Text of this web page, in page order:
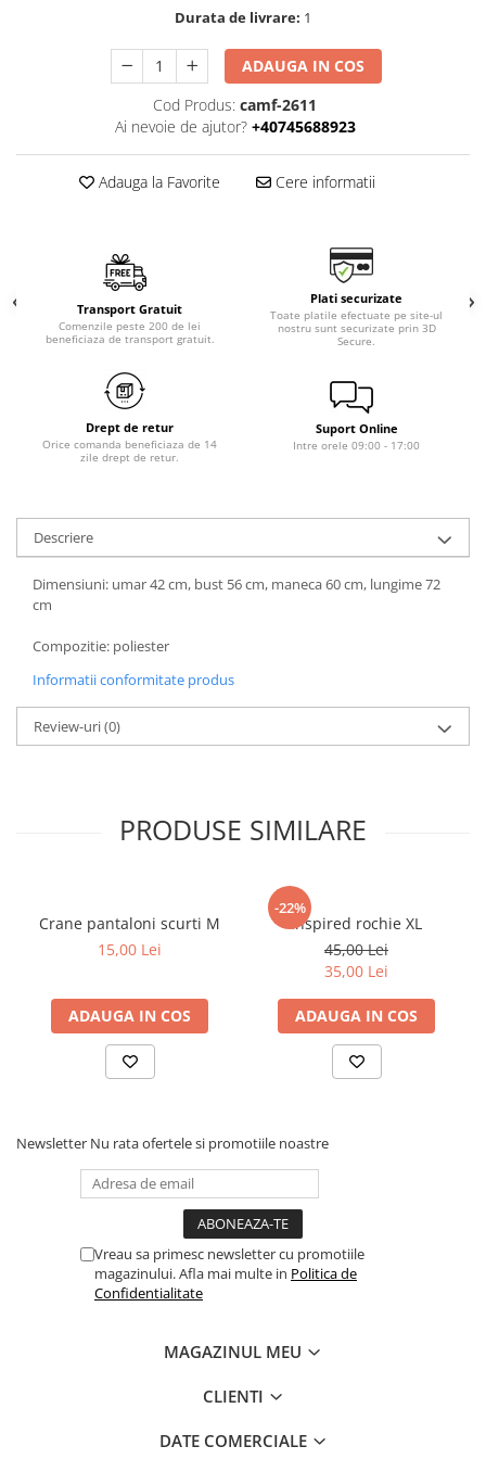
Durata de livrare: 1
ADAUGA IN COS
Cod Produs: camf-2611
Ai nevoie de ajutor? +40745688923
Adauga la Favorite Cere informatii
Transport Gratuit
Comenzile peste 200 de lei
beneficiaza de transport gratuit.
Plati securizate
Toate platile efectuate pe site-ul
nostru sunt securizate prin 3D
Secure.
Drept de retur
Orice comanda beneficiaza de 14
zile drept de retur.
Suport Online
Intre orele 09:00 - 17:00
Descriere
Dimensiuni: umar 42 cm, bust 56 cm, maneca 60 cm, lungime 72
cm
Compozitie: poliester
Informatii conformitate produs
Review-uri(0)
PRODUSE SIMILARE
Crane pantaloni scurti M
15,00 Lei
ADAUGA IN COS
-22%
Inspired rochie XL
45,00 Lei
35,00 Lei
ADAUGA IN COS
Newsletter Nu rata ofertele si promotiile noastre
Vreau sa primesc newsletter cu promotiile
magazinului. Afla mai multe in Politica de
Confidentialitate
MAGAZINUL MEU
CLIENTI
DATE COMERCIALE